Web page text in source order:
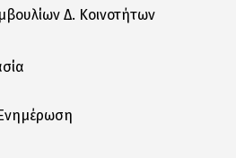
Δ. Κοινοτήτων